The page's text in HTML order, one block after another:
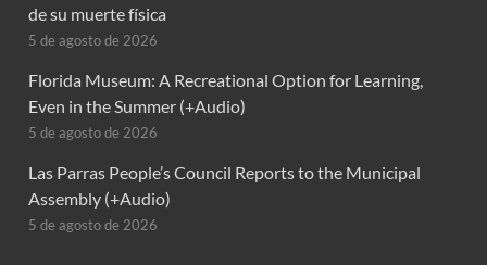
de su muerte física
5 de agosto de 2026
Florida Museum: A Recreational Option for Learning,
Even in the Summer (+Audio)
5 de agosto de 2026
Las Parras People’s Council Reports to the Municipal
Assembly (+Audio)
5 de agosto de 2026